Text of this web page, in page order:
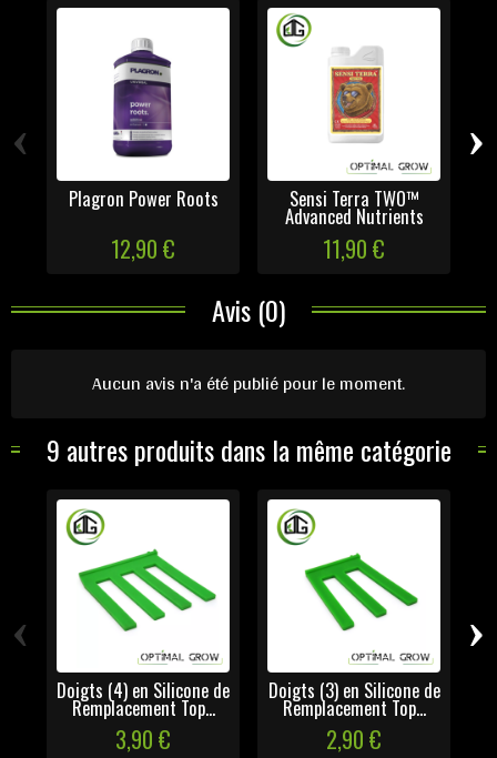
Plagron Power Roots
12,90 €
Sensi Terra TWO™
Advanced Nutrients
11,90 €
‹ ›
Avis (0)
Aucun avis n'a été publié pour le moment.
9 autres produits dans la même catégorie
Doigts (4) en Silicone de
Remplacement Top...
3,90 €
Doigts (3) en Silicone de
Remplacement Top...
2,90 €
‹ ›